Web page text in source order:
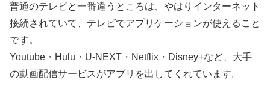
普通のテレビと一番違うところは、やはりインターネット
接続されていて、テレビでアプリケーションが使えること
です。
Youtube・Hulu・U-NEXT・Netflix・Disney+など、大手
の動画配信サービスがアプリを出してくれています。